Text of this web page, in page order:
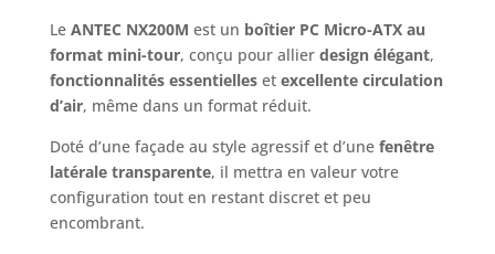
Le ANTEC NX200M est un boîtier PC Micro-ATX au
format mini-tour, conçu pour allier design élégant,
fonctionnalités essentielleset excellente circulation
d’air, même dans un format réduit.
Doté d’une façade au style agressif et d’une fenêtre
latérale transparente, il mettra en valeur votre
configuration tout en restant discret et peu
encombrant.